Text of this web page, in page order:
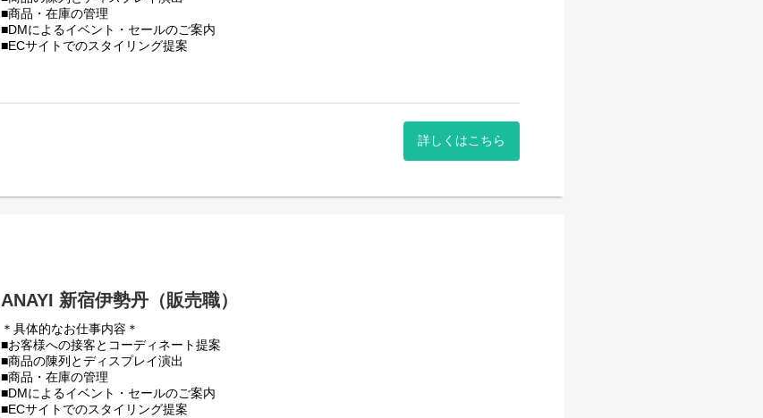
■商品・在庫の管理
■DMによるイベント・セールのご案内
■ECサイトでのスタイリング提案
※試用期間：入社後6ヶ月間（待遇に変更はありません）
詳しくはこちら
ANAYI 新宿伊勢丹（販売職）
＊具体的なお仕事内容＊
■お客様への接客とコーディネート提案
■商品の陳列とディスプレイ演出
■商品・在庫の管理
■DMによるイベント・セールのご案内
■ECサイトでのスタイリング提案